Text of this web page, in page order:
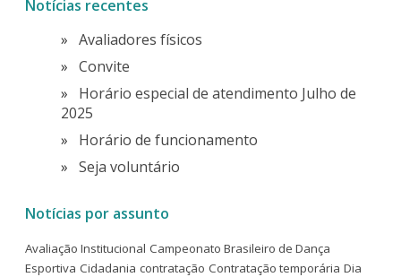
Notícias recentes
Avaliadores físicos
Convite
Horário especial de atendimento Julho de
2025
Horário de funcionamento
Seja voluntário
Notícias por assunto
Avaliação Institucional Campeonato Brasileiro de Dança
Esportiva Cidadania contratação Contratação temporária Dia